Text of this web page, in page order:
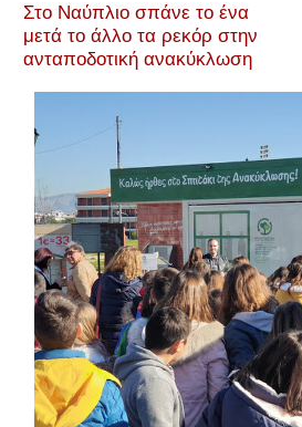
Στο Ναύπλιο σπάνε το ένα
μετά το άλλο τα ρεκόρ στην
ανταποδοτική ανακύκλωση